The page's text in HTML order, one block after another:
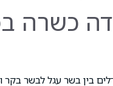
כשרה
בשר עגל לבשר בקר